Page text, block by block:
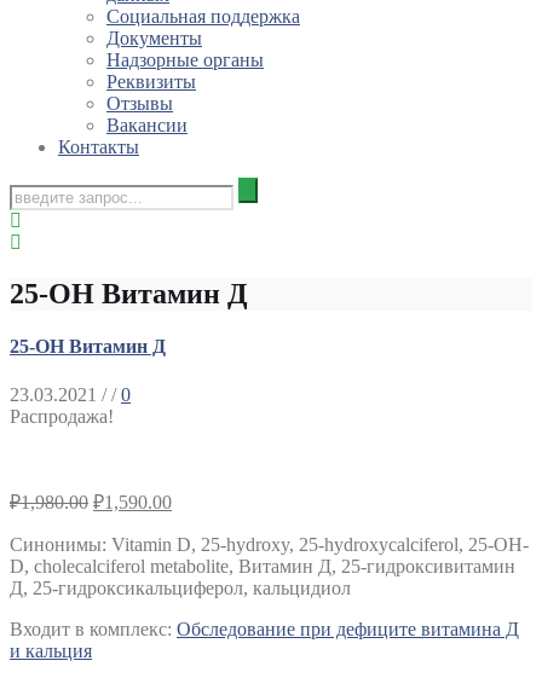
Социальная поддержка
Документы
Надзорные органы
Реквизиты
Отзывы
Вакансии
Контакты
25-ОН Витамин Д
25-ОН Витамин Д
23.03.2021 / /0
Распродажа!
₽1,980.00 ₽1,590.00
Синонимы: Vitamin D, 25-hydroxy, 25-hydroxycalciferol, 25-OH-
D, cholecalciferol metabolite, Витамин Д, 25-гидроксивитамин
Д, 25-гидроксикальциферол, кальцидиол
Входит в комплекс: Обследование при дефиците витамина Д
и кальция